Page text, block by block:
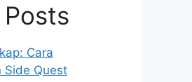
Cara
Side Quest